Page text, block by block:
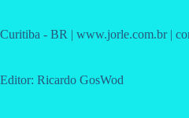
Curitiba - BR | www.jorle.com.br |
Editor: Ricardo GosWod